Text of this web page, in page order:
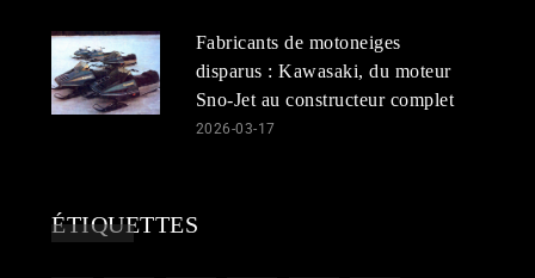
Fabricants de motoneiges
disparus : Kawasaki, du moteur
Sno-Jet au constructeur complet
2026-03-17
ÉTIQUETTES